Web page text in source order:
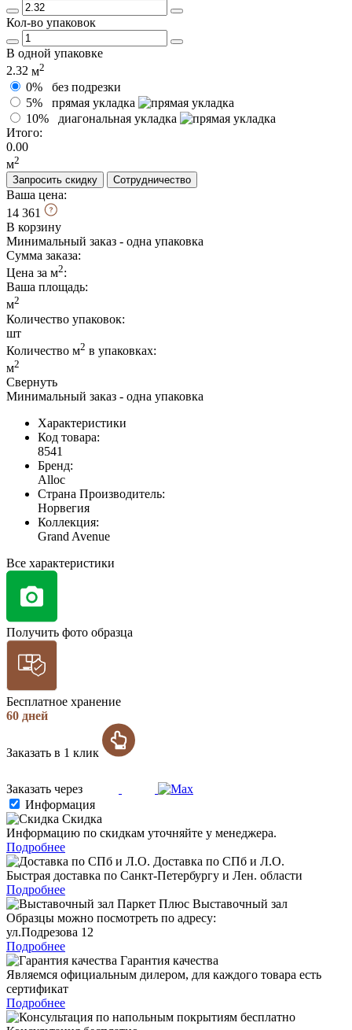
Кол-во упаковок
В одной упаковке
2.32 м2
0% без подрезки
5% прямая укладка
10% диагональная укладка
Итого:
0.00
м2
Запросить скидку
Сотрудничество
Ваша цена:
14 361
В корзину
Минимальный заказ - одна упаковка
Сумма заказа:
Цена за м2:
Ваша площадь:
м2
Количество упаковок:
шт
Количество м2 в упаковках:
м2
Свернуть
Минимальный заказ - одна упаковка
Характеристики
Код товара:
8541
Бренд:
Alloc
Страна Производитель:
Норвегия
Коллекция:
Grand Avenue
Все характеристики
Получить фото образца
Бесплатное хранение
60 дней
Заказать в 1 клик
Заказать через
Информация
Скидка
Информацию по скидкам уточняйте у менеджера.
Подробнее
Доставка по СПб и Л.О.
Быстрая доставка по Санкт-Петербургу и Лен. области
Подробнее
Выставочный зал
Образцы можно посмотреть по адресу:
ул.Подрезова 12
Подробнее
Гарантия качества
Являемся официальным дилером, для каждого товара есть
сертификат
Подробнее